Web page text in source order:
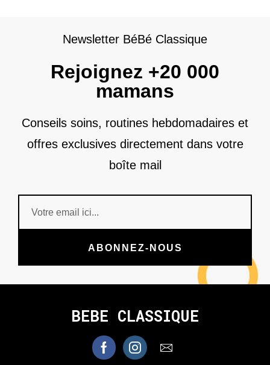
Newsletter BéBé Classique
Rejoignez +20 000
mamans
Conseils soins, routines hebdomadaires et
offres exclusives directement dans votre
boîte mail
ABONNEZ-NOUS
BEBE CLASSIQUE